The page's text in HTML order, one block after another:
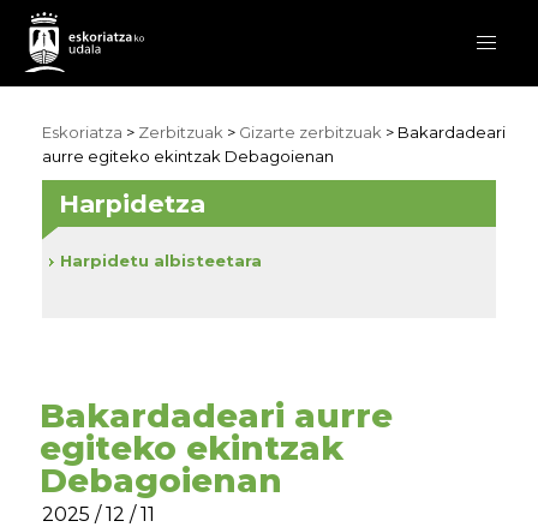
Eskoriatza > Zerbitzuak > Gizarte zerbitzuak > Bakardadeari
aurre egiteko ekintzak Debagoienan
Bakardadeari aurre
egiteko ekintzak
Debagoienan
2025 / 12 / 11
Harpidetza
Harpidetu albisteetara